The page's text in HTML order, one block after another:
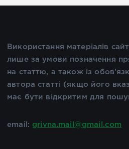
Використання матеріалів
лише за умови позначення
на статтю, а також із
автора статті (якщо його
має бути відкритим для
email: grivna.mail@gmail.com